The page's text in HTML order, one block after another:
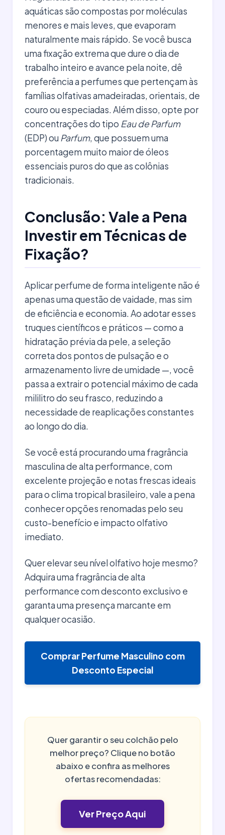
aquáticas são compostas por moléculas
menores e mais leves, que evaporam
naturalmente mais rápido. Se você busca
uma fixação extrema que dure o dia de
trabalho inteiro e avance pela noite, dê
preferência a perfumes que pertençam às
famílias olfativas amadeiradas, orientais, de
couro ou especiadas. Além disso, opte por
concentrações do tipo Eau de Parfum
(EDP) ou Parfum, que possuem uma
porcentagem muito maior de óleos
essenciais puros do que as colônias
tradicionais.
Conclusão: Vale a Pena
Investir em Técnicas de
Fixação?
Aplicar perfume de forma inteligente não é
apenas uma questão de vaidade, mas sim
de eficiência e economia. Ao adotar esses
truques científicos e práticos — como a
hidratação prévia da pele, a seleção
correta dos pontos de pulsação e o
armazenamento livre de umidade —, você
passa a extrair o potencial máximo de cada
mililitro do seu frasco, reduzindo a
necessidade de reaplicações constantes
ao longo do dia.
Se você está procurando uma fragrância
masculina de alta performance, com
excelente projeção e notas frescas ideais
para o clima tropical brasileiro, vale a pena
conhecer opções renomadas pelo seu
custo-benefício e impacto olfativo
imediato.
Quer elevar seu nível olfativo hoje mesmo?
Adquira uma fragrância de alta
performance com desconto exclusivo e
garanta uma presença marcante em
qualquer ocasião.
Comprar Perfume Masculino com
Desconto Especial
Quer garantir o seu colchão pelo
melhor preço? Clique no botão
abaixo e confira as melhores
ofertas recomendadas:
Ver Preço Aqui